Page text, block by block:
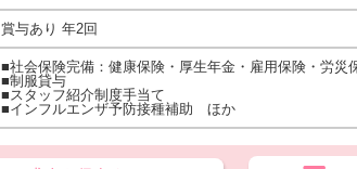
賞与あり 年2回
■社会保険完備：健康保険・厚生年金・雇用保険・労災
■制服貸与
■スタッフ紹介制度手当て
■インフルエンザ予防接種補助 ほか